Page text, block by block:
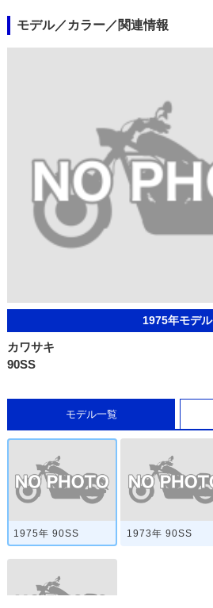
モデル／カラー／関連情報
1975年モデル
カワサキ
90SS
モデル一覧
1975年 90SS 1973年 90SS